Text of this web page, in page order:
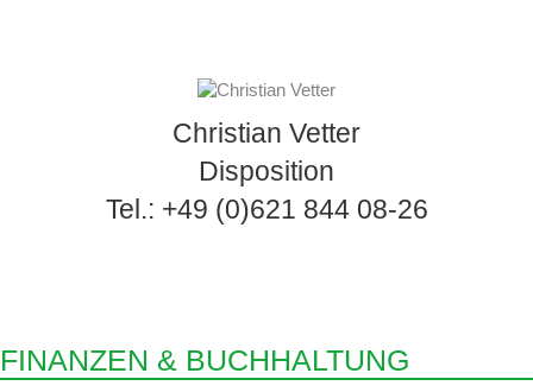
Christian Vetter
Disposition
Tel.: +49 (0)621 844 08-26
FINANZEN & BUCHHALTUNG